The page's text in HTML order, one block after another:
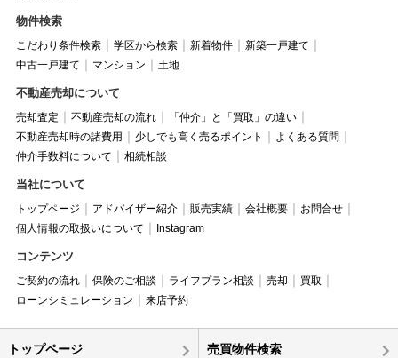
物件検索
こだわり条件検索 学区から検索 新着物件
新築一戸建て
中古一戸建て
マンション 土地
不動産売却について
売却査定 不動産売却の流れ
「仲介」と「買取」の違い
不動産売却時の諸費用
少しでも高く売るポイント
よくある質問
仲介手数料について
相続相談
当社について
トップページ アドバイザー紹介 販売実績 会社概要
お問合せ
個人情報の取扱いについて
Instagram
コンテンツ
ご契約の流れ 保険のご相談 ライフプラン相談 売却
買取
ローンシミュレーション
来店予約
トップページ 売買物件検索